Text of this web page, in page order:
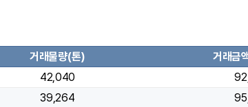
거래물량(톤)
거래금
42,040
39,264